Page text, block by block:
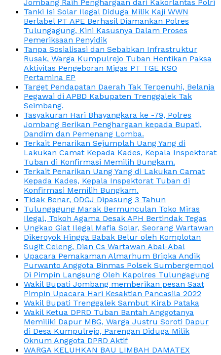
Jombang Raih Penghargaan dari Kakorlantas Polri
Tanki Isi Solar Ilegal Diduga Milik Kaji WWN
Berlabel PT APE Berhasil Diamankan Polres
Tulungagung, Kini Kasusnya Dalam Proses
Pemeriksaan Penyidik
Tanpa Sosialisasi dan Sebabkan Infrastruktur
Rusak, Warga Kumpulrejo Tuban Hentikan Paksa
Aktivitas Pengeboran Migas PT TGE KSO
Pertamina EP
Target Pendapatan Daerah Tak Terpenuhi, Belanja
Pegawai di APBD Kabupaten Trenggalek Tak
Seimbang.
Tasyakuran Hari Bhayangkara ke -79, Polres
Jombang Berikan Penghargaan kepada Bupati,
Dandim dan Pemenang Lomba.
Terkait Penarikan Sejumplah Uang Yang di
Lakukan Camat Kepada Kades, Kepala Inspektorat
Tuban di Konfirmasi Memilih Bungkam.
Terkait Penarikan Uang Yang di Lakukan Camat
Kepada Kades, Kepala Inspektorat Tuban di
Konfirmasi Memilih Bungkam.
Tidak Benar, ODGJ Dipasung 3 Tahun
Tulungagung Marak Bermunculan Toko Miras
Ilegal, Tokoh Agama Desak APH Bertindak Tegas
Ungkap Giat Ilegal Mafia Solar, Seorang Wartawan
Dikeroyok Hingga Babak Belur oleh Komplotan
Sugit Celeng, Dian Cs Wartawan Abal-Abal
Upacara Pemakaman Almarhum Bripka Andik
Purwanto Anggota Binmas Polsek Sumbergempol
Di Pimpin Langsung Oleh Kapolres Tulungagung
Wakil Bupati Jombang memberikan pesan Saat
Pimpin Upacara Hari Kesaktian Pancasila 2022
Wakil Bupati Trenggalek Sambut Kirab Pataka
Wakil Ketua DPRD Tuban Bantah Anggotanya
Memiliki Dapur MBG, Warga Justru Soroti Dapur
di Desa Kumpulrejo, Parengan Diduga Milik
Oknum Anggota DPRD Aktif
WARGA KELUHKAN BAU LIMBAH DAMATEX